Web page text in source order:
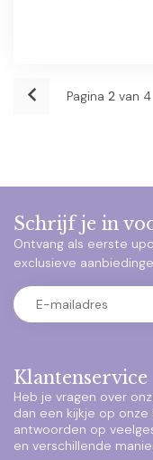
Pagina 2 van 4
Klantenservice
Heb je vragen over
dan een kijkje op onze
antwoorden op
en verschillende
Schrijf je in
Ontvang als eerste
exclusieve